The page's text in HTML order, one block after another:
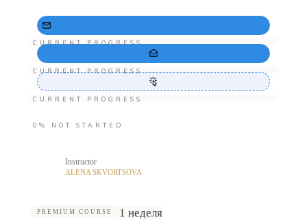
CURRENT PROGRESS
CURRENT PROGRESS
CURRENT PROGRESS
0% NOT STARTED
Instructor
ALENA SKVORTSOVA
PREMIUM COURSE 1 неделя